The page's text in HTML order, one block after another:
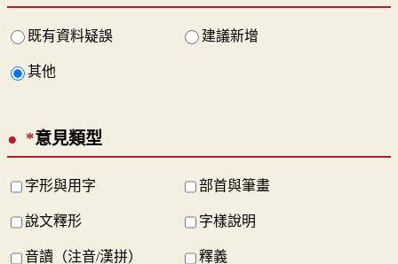
既有資料疑誤 建議新增
其他
*意見類型
字形與用字 部首與筆畫
說文釋形 字樣說明
音讀（注音/漢拼） 釋義